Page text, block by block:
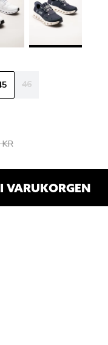
46
VARUKORGEN